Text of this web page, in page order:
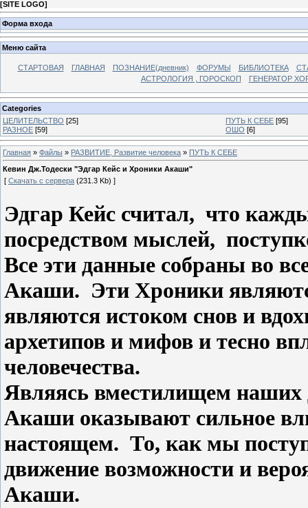
[SITE LOGO]
Форма входа
Меню сайта
СТАРТОВАЯ ГЛАВНАЯ ПОЗНАНИЕ(дневник) ФОРУМЫ БИБЛИОТЕКА
АСТРОЛОГИЯ , ГОРОСКОП
ГЕНЕРАТОР
Categories
ЦЕЛИТЕЛЬСТВО [25] ПУТЬ К СЕБЕ [95]
РАЗНОЕ [59] ОШО [6]
Главная » Файлы » РАЗВИТИЕ, Развитие человека » ПУТЬ К СЕБЕ
Кевин Дж.Тодески "Эдгар Кейс и Хроники Акаши"
[ Скачать с сервера (231.3 Kb) ]
Эдгар Кейс считал, что
посредством мыслей,
Все эти данные собраны во
Акаши. Эти Хроники
являются истоком снов и
архетипов и мифов и тесно
человечества.
Являясь вместилищем наших
Акаши оказывают сильное
настоящем. То, как мы
движение возможности и
Акаши.